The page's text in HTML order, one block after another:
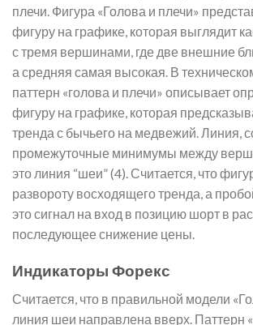
плечи. Фигура «Голова и плечи»
фигуру на графике, которая выглядит
с тремя вершинами, где две внешние
а средняя самая высокая. В
паттерн «голова и плечи» описывает
фигуру на графике, которая
тренда с бычьего на медвежий. Линия,
промежуточные минимумы между
это линия “шеи” (4). Считается, что
развороту восходящего тренда, а
это сигнал на вход в позицию шорт в
последующее снижение цены.
Индикаторы Форекс
Считается, что в правильной модели
линия шеи направлена вверх. Паттерн